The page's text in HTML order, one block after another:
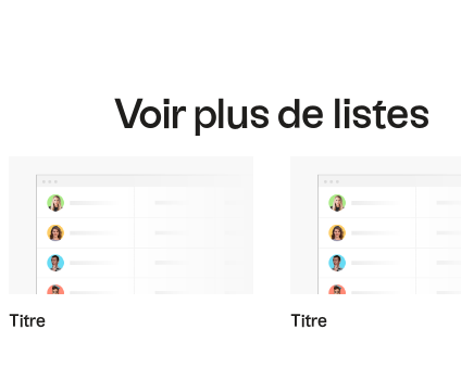
Voir plus de listes
Titre Titre